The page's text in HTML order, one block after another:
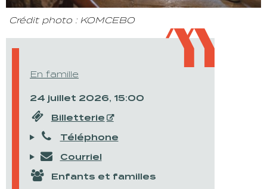
Crédit photo : KOMCEBO
En famille
24 juillet 2026, 15:00
Billetterie
Téléphone
Courriel
Enfants et familles